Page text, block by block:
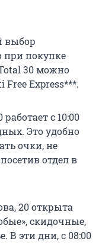
выбор
при покупке
30 можно
Free Express***.
с 10:00
Это удобно
очки, не
отдел в
20 открыта
скидочные,
В эти дни, с 08:00